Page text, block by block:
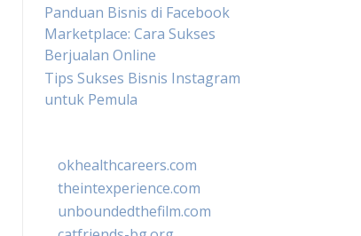
Panduan Bisnis di Facebook
Marketplace: Cara Sukses
Berjualan Online
Tips Sukses Bisnis Instagram
untuk Pemula
okhealthcareers.com
theintexperience.com
unboundedthefilm.com